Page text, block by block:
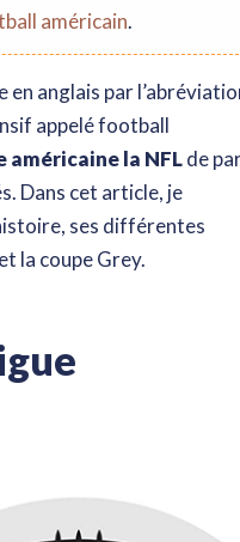
américain.
en anglais par
appelé football
la NFLde
Dans cet article, je
ses différentes
la coupe Grey.